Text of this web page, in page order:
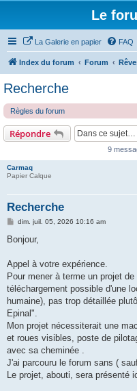
Le
La Galerie en papier FAQ
Index du forum Forum
Recherche
Règles du forum
Répondre
9
Carmaq
Papier Calque
Recherche
M
s
g
e
dim. juil. 05, 2026 10:16 am
Bonjour,
Appel à votre expérience.
Pour mener à terme un projet
téléchargement possible d'une
humaine), pas trop détaillée
Epinal".
Mon projet nécessiterait une
et roues visibles, poste de
avec sa cheminée .
J'ai parcouru le forum sans (
Le projet, abouti, sera présenté